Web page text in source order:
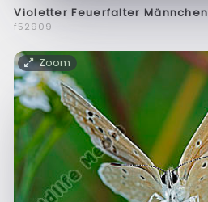
Violetter Feuerfalter Männchen
f52909
Zoom